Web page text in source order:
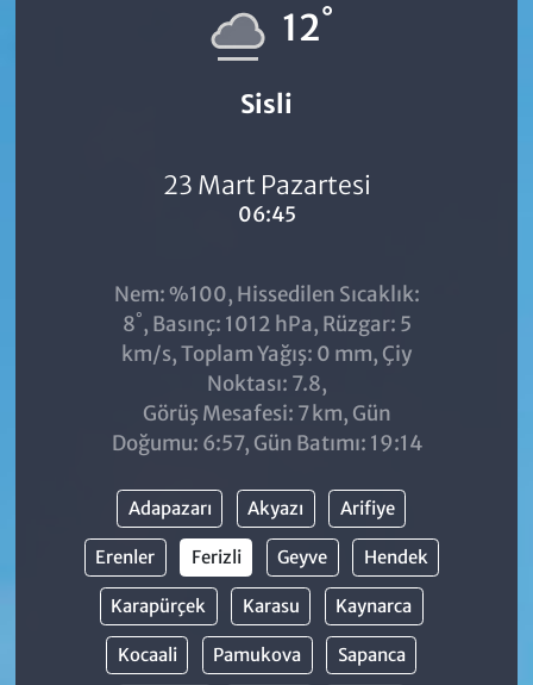
12°
Sisli
23 Mart Pazartesi
06:45
Nem: %100, Hissedilen Sıcaklık:
8°, Basınç: 1012 hPa, Rüzgar: 5
km/s, Toplam Yağış: 0 mm, Çiy
Noktası: 7.8,
Görüş Mesafesi: 7 km, Gün
Doğumu: 6:57, Gün Batımı: 19:14
Adapazarı Akyazı Arifiye
Erenler Ferizli Geyve Hendek
Karapürçek Karasu Kaynarca
Kocaali Pamukova Sapanca